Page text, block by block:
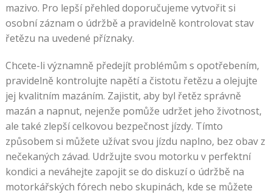
mazivo. Pro lepší přehled doporučujeme vytvořit si
osobní záznam o údržbě a pravidelně kontrolovat stav
řetězu na uvedené příznaky.
Chcete-li významně předejít problémům s opotřebením,
pravidelně kontrolujte napětí a čistotu řetězu a olejujte
jej kvalitním mazáním. Zajistit, aby byl řetěz správně
mazán a napnut, nejenže pomůže udržet jeho životnost,
ale také zlepší celkovou bezpečnost jízdy. Tímto
způsobem si můžete užívat svou jízdu naplno, bez obav z
nečekaných závad. Udržujte svou motorku v perfektní
kondici a neváhejte zapojit se do diskuzí o údržbě na
motorkářských fórech nebo skupinách, kde se můžete